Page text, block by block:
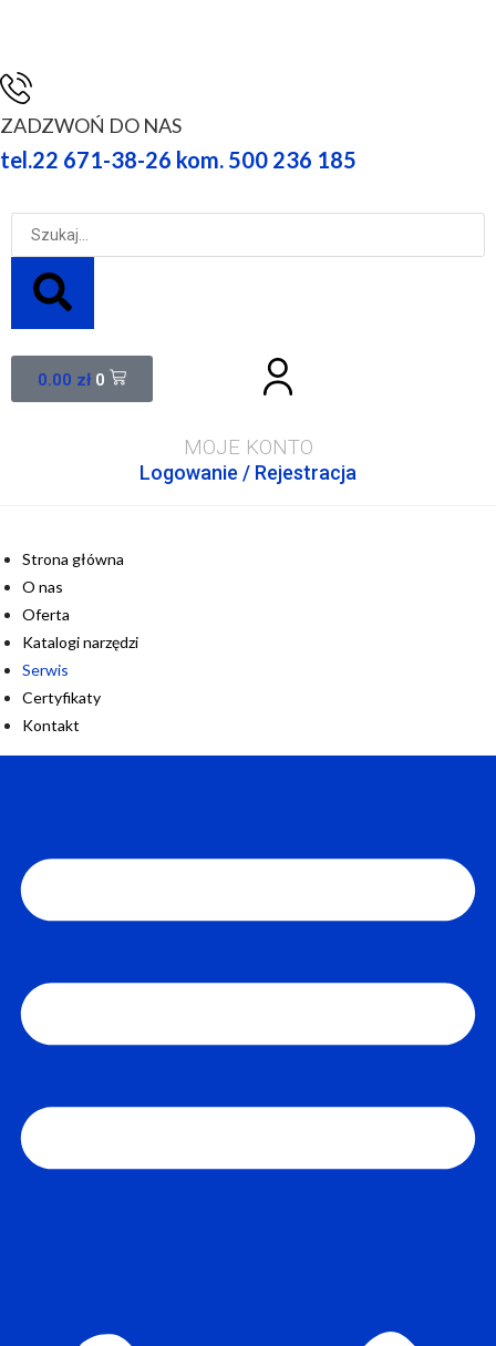
ZADZWOŃ DO NAS
tel.22 671-38-26 kom. 500 236 185
0.00 zł 0
MOJE KONTO
Logowanie / Rejestracja
Strona główna
O nas
Oferta
Katalogi narzędzi
Serwis
Certyfikaty
Kontakt